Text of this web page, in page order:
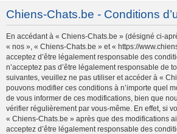
Chiens-Chats.be - Conditions
En accédant à « Chiens-Chats.be » (désigné ci-
« nos », « Chiens-Chats.be » et « https://
acceptez d’être légalement responsable des
n’acceptez pas d’être légalement responsable de
suivantes, veuillez ne pas utiliser et accéder à «
pouvons modifier ces conditions à n’importe quel
de vous informer de ces modifications, bien que
vérifier régulièrement par vous-même. En effet, si
« Chiens-Chats.be » après que des modifications
acceptez d’être légalement responsable des